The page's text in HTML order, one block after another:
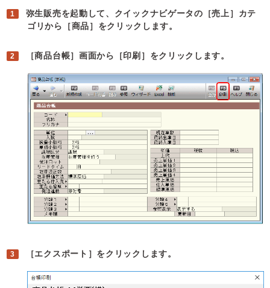
弥生販売を起動して、クイックナビゲータの［売上］カテ
ゴリから［商品］をクリックします。
［商品台帳］画面から［印刷］をクリックします。
［エクスポート］をクリックします。